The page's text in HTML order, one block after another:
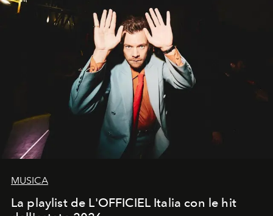
MUSICA
La playlist de L'OFFICIEL Italia con le hit